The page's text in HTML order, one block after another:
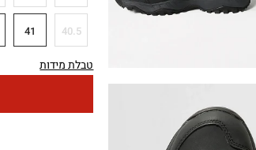
40.5
41
טבלת מידות